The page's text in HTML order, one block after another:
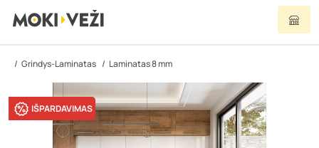
Grindys-Laminatas Laminatas 8 mm
IŠPARDAVIMAS